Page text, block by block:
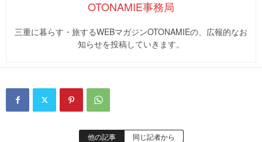
OTONAMIE事務局
三重に暮らす・旅するWEBマガジンOTONAMIEの、広報的なお
知らせを投稿していきます。
他の記事 同じ記者から